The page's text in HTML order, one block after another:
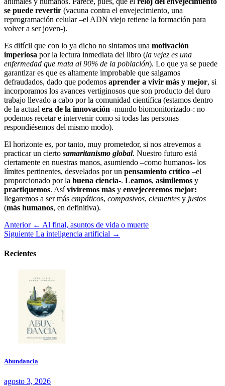
se puede revertir (vacuna contra el envejecimiento, una
reprogramación celular –el ADN viejo retiene la formación para
volver a ser joven-).
Es difícil que con lo ya dicho no sintamos una motivación
imperiosa por la lectura inmediata del libro (la vejez es una
enfermedad que mata al 90% de la población). Lo que ya se puede
garantizar es que es altamente improbable que salgamos
defraudados, dado que podemos aprender a vivir más y mejor, si
incorporamos los avances vertiginosos que son producto del duro
trabajo llevado a cabo por la comunidad científica (estamos dentro
de la actual era de la innovación -mundo biomonitorizado-: no
podemos recetar e intervenir como si todas las personas
respondiésemos del mismo modo).
El horizonte es, por tanto, muy prometedor, si nos atrevemos a
practicar un cierto samaritanismo global. Nuestro futuro está
ciertamente en nuestras manos, asumiendo –como humanos- los
límites pertinentes, desvelados por un pensamiento crítico –el
proporcionado por la buena ciencia-. Leamos, asimilemos y
practiquemos. Asíviviremos más y envejeceremos mejor:
llegaremos a ser más empáticos, compasivos, clementes y justos
(más humanos, en definitiva).
Anterior ← Al final, asuntos de vida o muerte
Siguiente La inteligencia artificial →
Recientes
Abundancia
agosto 3, 2026